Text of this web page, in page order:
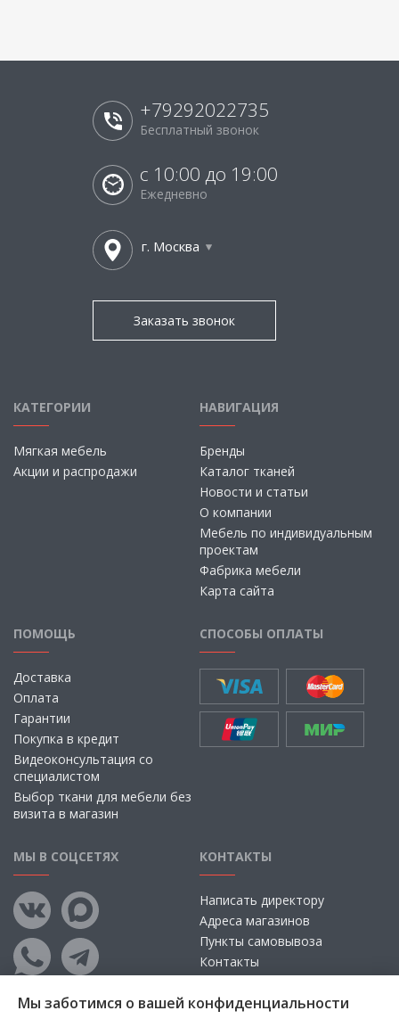
+79292022735
Бесплатный звонок
с 10:00 до 19:00
Ежедневно
г. Москва
Заказать звонок
КАТЕГОРИИ
Мягкая мебель
Акции и распродажи
НАВИГАЦИЯ
Бренды
Каталог тканей
Новости и статьи
О компании
Мебель по индивидуальным
проектам
Фабрика мебели
Карта сайта
ПОМОЩЬ
Доставка
Оплата
Гарантии
Покупка в кредит
Видеоконсультация со
специалистом
Выбор ткани для мебели без
визита в магазин
СПОСОБЫ ОПЛАТЫ
МЫ В СОЦСЕТЯХ КОНТАКТЫ
Написать директору
Адреса магазинов
Пункты самовывоза
Контакты
Мы заботимся о вашей конфиденциальности